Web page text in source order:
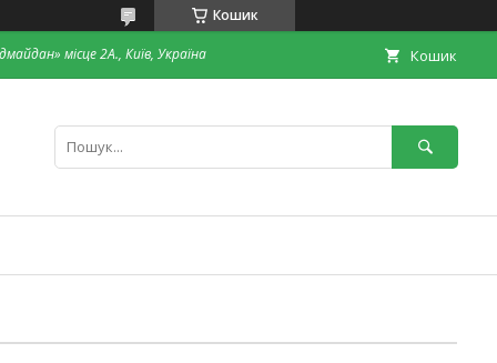
Кошик
місце 2А., Київ, Україна Кошик